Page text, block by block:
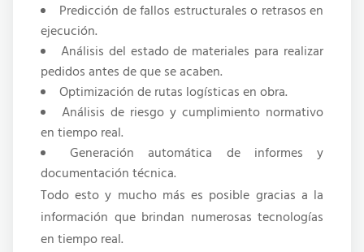
Predicción de fallos estructurales o retrasos en
ejecución.
Análisis del estado de materiales para realizar
pedidos antes de que se acaben.
Optimización de rutas logísticas en obra.
Análisis de riesgo y cumplimiento normativo
en tiempo real.
Generación automática de informes y
documentación técnica.
Todo esto y mucho más es posible gracias a la
información que brindan numerosas tecnologías
en tiempo real.